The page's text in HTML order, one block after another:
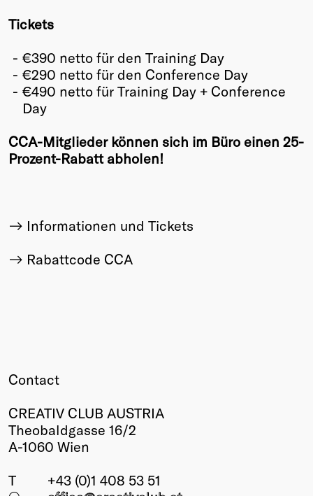
Tickets
€390 netto für den Training Day
€290 netto für den Conference Day
€490 netto für Training Day + Conference
Day
CCA-Mitglieder können sich im Büro einen 25-
Prozent-Rabatt abholen!
Informationen und Tickets
Rabattcode CCA
Contact
CREATIV CLUB AUSTRIA
Theobaldgasse 16/2
A-1060 Wien
T
+43 (0)1 408 53 51